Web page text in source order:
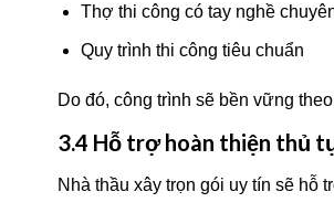
Thợ thi công có tay nghề
Quy trình thi công tiêu chuẩn
Do đó, công trình sẽ bền vững
3.4 Hỗ trợ hoàn thiện thủ
Nhà thầu xây trọn gói uy tín sẽ hỗ